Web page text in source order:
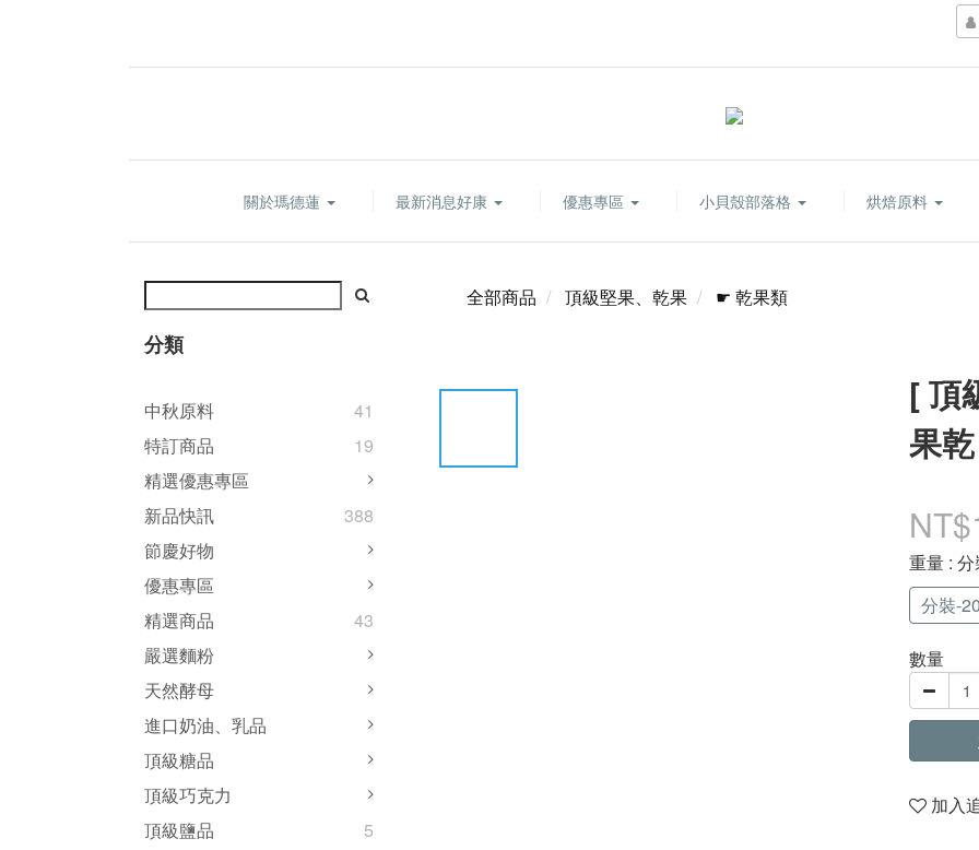
關於瑪德蓮 最新消息好康 優惠專區 小貝殼部落格 烘焙原料
分類
中秋原料
41
特訂商品
19
精選優惠專區
新品快訊
388
節慶好物
優惠專區
精選商品
43
嚴選麵粉
天然酵母
進口奶油、乳品
頂級糖品
頂級巧克力
頂級鹽品
5
全部商品 頂級堅果、乾果 ☛ 乾果類
[ 頂
果乾
重量 :
分裝-
數量
加入